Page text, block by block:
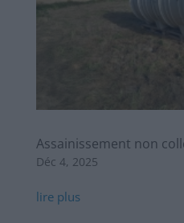
Assainissement non
Déc 4, 2025
lire plus